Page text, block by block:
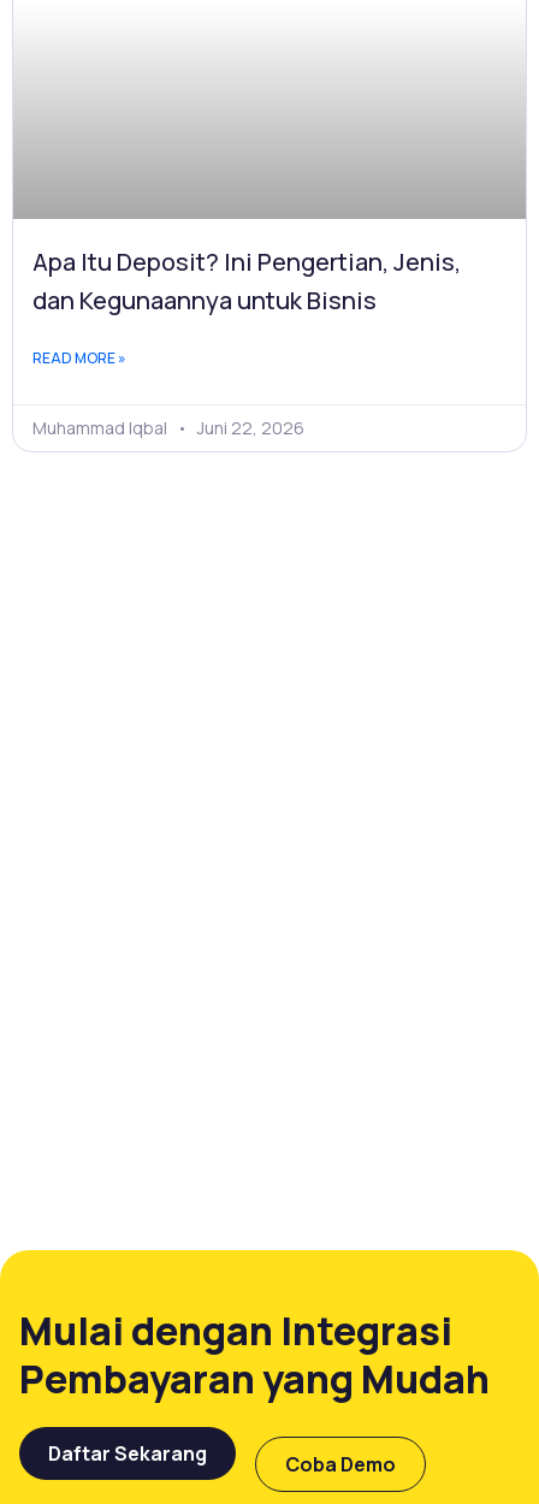
Apa Itu Deposit? Ini Pengertian, Jenis,
dan Kegunaannya untuk Bisnis
READ MORE »
Muhammad Iqbal Juni 22, 2026
Mulai dengan Integrasi
Pembayaran yang Mudah
Daftar Sekarang Coba Demo